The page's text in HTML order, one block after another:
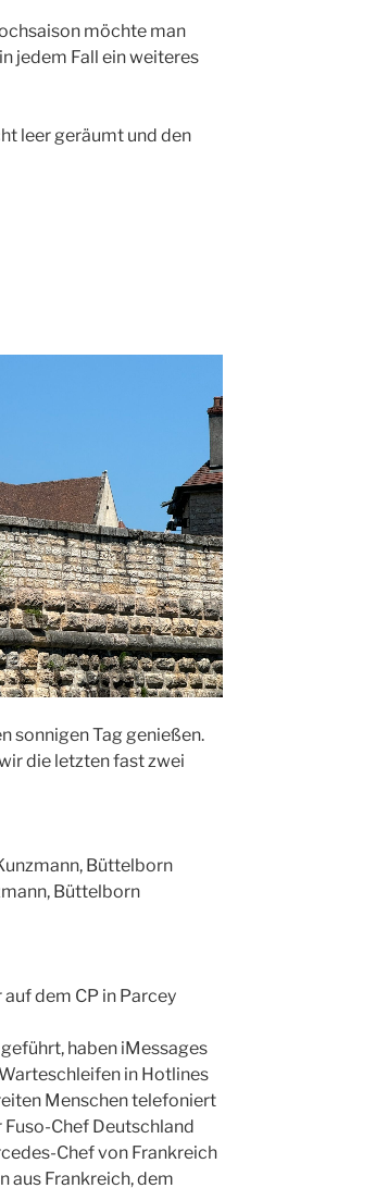
möchte man
jedem Fall ein weiteres
leer geräumt und den
sonnigen Tag genießen.
die letzten fast zwei
Büttelborn
Büttelborn
dem CP in Parcey
haben iMessages
in Hotlines
Menschen telefoniert
Chef Deutschland
Chef von Frankreich
aus Frankreich, dem